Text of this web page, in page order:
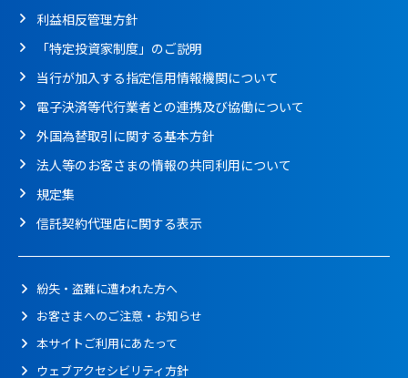
利益相反管理方針
「特定投資家制度」のご説明
当行が加入する指定信用情報機関について
電子決済等代行業者との連携及び協働について
外国為替取引に関する基本方針
法人等のお客さまの情報の共同利用について
規定集
信託契約代理店に関する表示
紛失・盗難に遭われた方へ
お客さまへのご注意・お知らせ
本サイトご利用にあたって
ウェブアクセシビリティ方針